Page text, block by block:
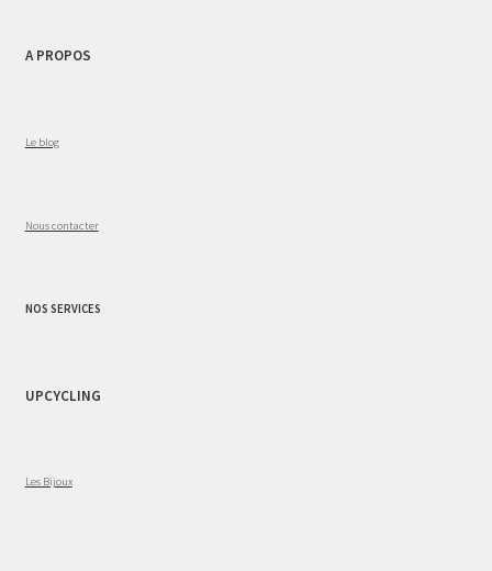
A PROPOS
Le blog
Nous contacter
NOS SERVICES
UPCYCLING
Les Bijoux